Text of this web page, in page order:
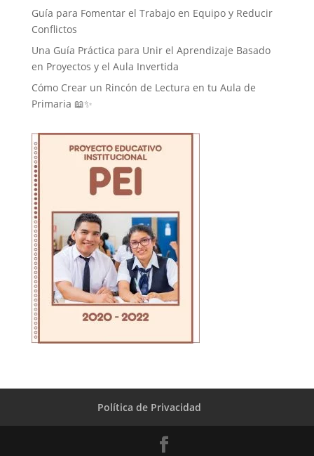
Guía para Fomentar el Trabajo en Equipo y Reducir
Conflictos
Una Guía Práctica para Unir el Aprendizaje Basado
en Proyectos y el Aula Invertida
Cómo Crear un Rincón de Lectura en tu Aula de
Primaria 📖✨
Política de Privacidad